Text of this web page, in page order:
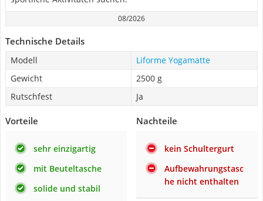
08/2026
Technische Details
Modell
Liforme Yogamatte
Gewicht
2500 g
Rutschfest
Ja
Vorteile
sehr einzigartig
mit Beuteltasche
solide und stabil
Nachteile
kein Schultergurt
Aufbewahrungstasc
he nicht enthalten